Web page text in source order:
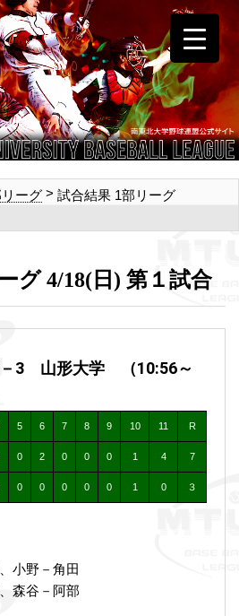
ーグ > 試合結果 1部リーグ
グ 4/18(日) 第１試合
3 山形大学 （10:56～
5 6 7 8 9 10 11 R
0 2 0 0 0 1 4 7
0 0 0 0 0 1 0 ３
小野－角田
森谷－阿部